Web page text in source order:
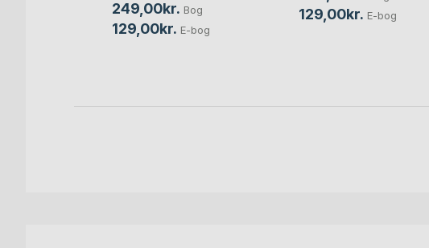
249,00kr. Bog
129,00kr. E-bog
129,00kr. E-bog